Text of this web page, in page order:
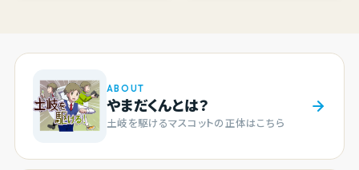
ABOUT
やまだくんとは？
土岐を駆けるマスコットの正体はこちら